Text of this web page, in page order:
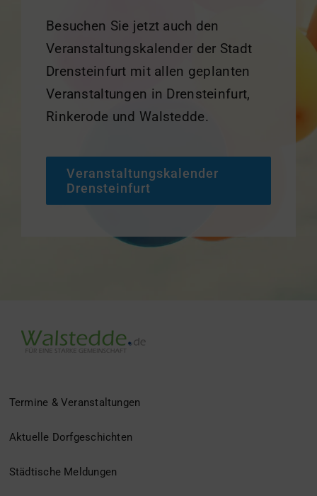
Besuchen Sie jetzt auch den
Veranstaltungskalender der Stadt
Drensteinfurt mit allen geplanten
Veranstaltungen in Drensteinfurt,
Rinkerode und Walstedde.
Veranstaltungskalender
Drensteinfurt
Termine & Veranstaltungen
Aktuelle Dorfgeschichten
Städtische Meldungen